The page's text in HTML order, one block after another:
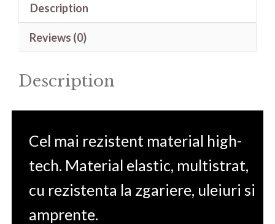
Description
Reviews (0)
Description
Cel mai rezistent material high-
tech. Material elastic, multistrat,
cu rezistenta la zgariere, uleiuri si
amprente.